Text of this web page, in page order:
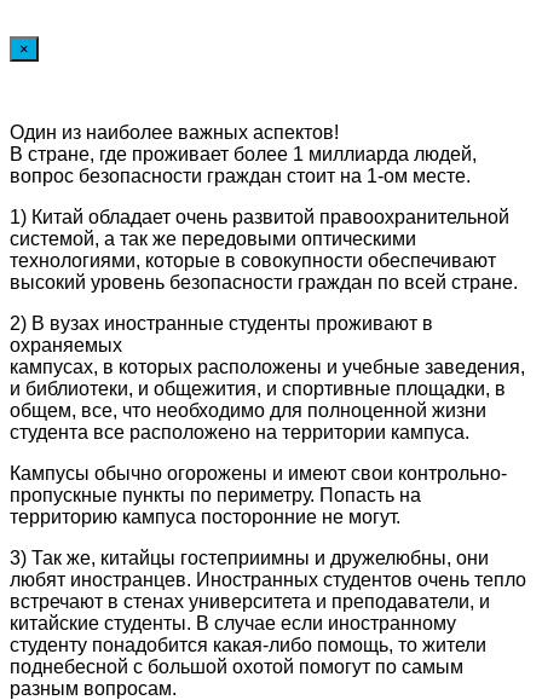
×
Один из наиболее важных аспектов!
В стране, где проживает более 1 миллиарда людей,
вопрос безопасности граждан стоит на 1-ом месте.
1) Китай обладает очень развитой правоохранительной
системой, а так же передовыми оптическими
технологиями, которые в совокупности обеспечивают
высокий уровень безопасности граждан по всей стране.
2) В вузах иностранные студенты проживают в
охраняемых
кампусах, в которых расположены и учебные заведения,
и библиотеки, и общежития, и спортивные площадки, в
общем, все, что необходимо для полноценной жизни
студента все расположено на территории кампуса.
Кампусы обычно огорожены и имеют свои контрольно-
пропускные пункты по периметру. Попасть на
территорию кампуса посторонние не могут.
3) Так же, китайцы гостеприимны и дружелюбны, они
любят иностранцев. Иностранных студентов очень тепло
встречают в стенах университета и преподаватели, и
китайские студенты. В случае если иностранному
студенту понадобится какая-либо помощь, то жители
поднебесной с большой охотой помогут по самым
разным вопросам.